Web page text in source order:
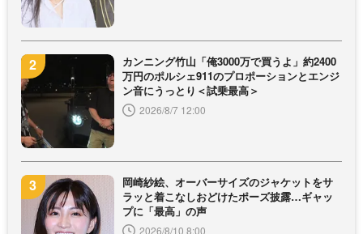
カンニング竹山「俺3000万で買うよ」約2400
万円のポルシェ911のプロポーションとエンジ
ン音にうっとり＜試乗最高＞
2026/8/7 12:00
岡崎紗絵、オーバーサイズのジャケットをサ
ラッと着こなしおどけたポーズ披露…ギャッ
プに「最高」の声
2026/8/10 8:00